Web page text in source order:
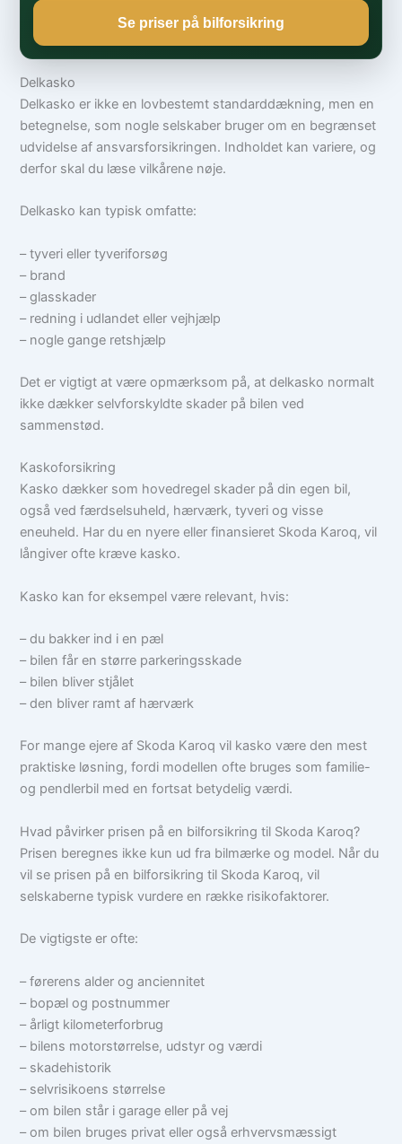
Se priser på bilforsikring
Delkasko
Delkasko er ikke en lovbestemt standarddækning, men en
betegnelse, som nogle selskaber bruger om en begrænset
udvidelse af ansvarsforsikringen. Indholdet kan variere, og
derfor skal du læse vilkårene nøje.
Delkasko kan typisk omfatte:
– tyveri eller tyveriforsøg
– brand
– glasskader
– redning i udlandet eller vejhjælp
– nogle gange retshjælp
Det er vigtigt at være opmærksom på, at delkasko normalt
ikke dækker selvforskyldte skader på bilen ved
sammenstød.
Kaskoforsikring
Kasko dækker som hovedregel skader på din egen bil,
også ved færdselsuheld, hærværk, tyveri og visse
eneuheld. Har du en nyere eller finansieret Skoda Karoq, vil
långiver ofte kræve kasko.
Kasko kan for eksempel være relevant, hvis:
– du bakker ind i en pæl
– bilen får en større parkeringsskade
– bilen bliver stjålet
– den bliver ramt af hærværk
For mange ejere af Skoda Karoq vil kasko være den mest
praktiske løsning, fordi modellen ofte bruges som familie-
og pendlerbil med en fortsat betydelig værdi.
Hvad påvirker prisen på en bilforsikring til Skoda Karoq?
Prisen beregnes ikke kun ud fra bilmærke og model. Når du
vil se prisen på en bilforsikring til Skoda Karoq, vil
selskaberne typisk vurdere en række risikofaktorer.
De vigtigste er ofte:
– førerens alder og anciennitet
– bopæl og postnummer
– årligt kilometerforbrug
– bilens motorstørrelse, udstyr og værdi
– skadehistorik
– selvrisikoens størrelse
– om bilen står i garage eller på vej
– om bilen bruges privat eller også erhvervsmæssigt